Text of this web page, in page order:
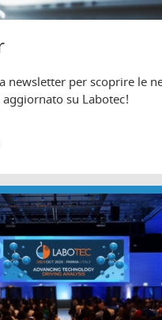
newsletter per scoprire le
su Labotec!